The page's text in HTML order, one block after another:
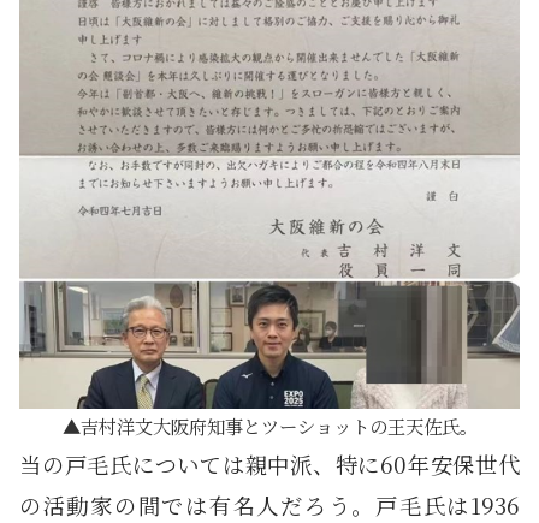
吉村洋文大阪府知事とツーショットの王天佐氏。
当の戸毛氏については親中派、特に60年安保世代
の活動家の間では有名人だろう。戸毛氏は1936